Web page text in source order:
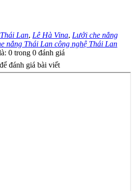
Lan, Lê Hà Vina, Lưới che nắng
nắng Thái Lan công nghệ Thái Lan
0 trong 0 đánh giá
đánh giá bài viết